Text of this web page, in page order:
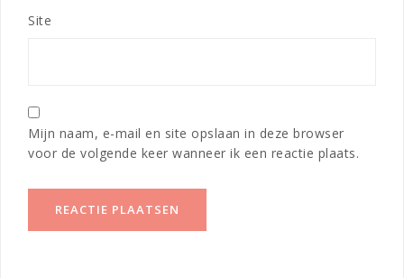
Site
Mijn naam, e-mail en site opslaan in deze browser
voor de volgende keer wanneer ik een reactie plaats.